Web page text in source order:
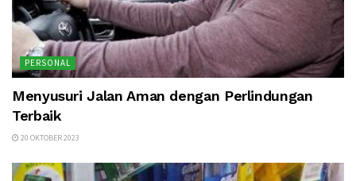
PERSONAL
Menyusuri Jalan Aman dengan Perlindungan
Terbaik
20 OKTOBER 2023